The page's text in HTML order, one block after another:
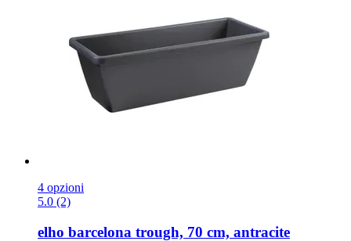
4 opzioni
5.0 (2)
elho barcelona trough, 70 cm, antracite